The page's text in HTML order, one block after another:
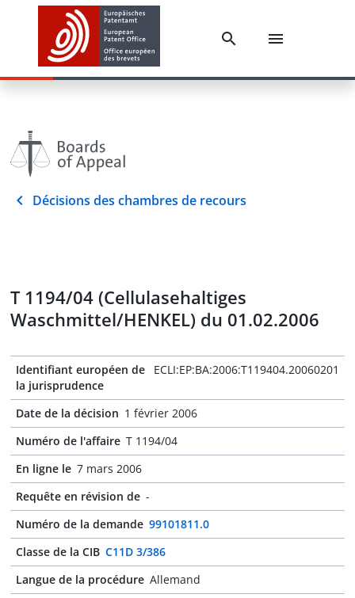
Décisions des chambres de recours
T 1194/04 (Cellulasehaltiges
Waschmittel/HENKEL) du 01.02.2006
Identifiant européen de
la jurisprudence
ECLI:EP:BA:2006:T119404.20060201
Date de la décision 1 février 2006
Numéro de l'affaire T 1194/04
En ligne le 7 mars 2006
Requête en révision de -
Numéro de la demande 99101811.0
Classe de la CIB C11D 3/386
Langue de la procédure Allemand